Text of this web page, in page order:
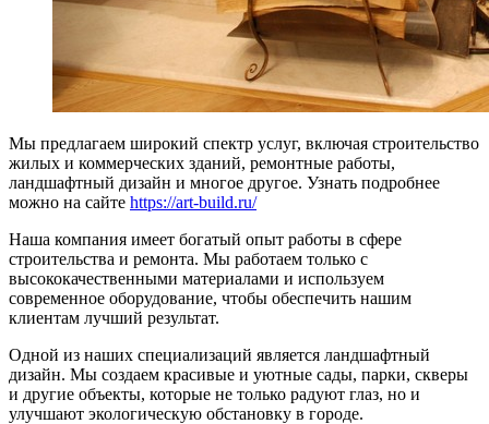
Мы предлагаем широкий спектр услуг, включая строительство
жилых и коммерческих зданий, ремонтные работы,
ландшафтный дизайн и многое другое. Узнать подробнее
можно на сайте https://art-build.ru/
Наша компания имеет богатый опыт работы в сфере
строительства и ремонта. Мы работаем только с
высококачественными материалами и используем
современное оборудование, чтобы обеспечить нашим
клиентам лучший результат.
Одной из наших специализаций является ландшафтный
дизайн. Мы создаем красивые и уютные сады, парки, скверы
и другие объекты, которые не только радуют глаз, но и
улучшают экологическую обстановку в городе.